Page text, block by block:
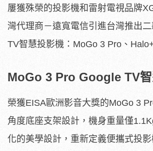
屢獲殊榮的投影機和雷射電視品牌
灣代理商－遠寬電信引進台灣推出
TV智慧投影機：MoGo 3 Pro、
MoGo 3 Pro Google TV
榮獲EISA歐洲影音大獎的MoGo 3
角度底座支架設計，機身重量僅
化的美學設計，重新定義便攜式投